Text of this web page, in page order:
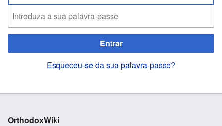
Entrar
Esqueceu-se da sua palavra-passe?
OrthodoxWiki